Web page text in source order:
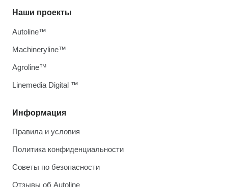
Информация
Правила и условия
Политика конфиденциальности
Советы по безопасности
Отзывы об Autoline
Наши проекты
Autoline™
Machineryline™
Agroline™
Linemedia Digital ™